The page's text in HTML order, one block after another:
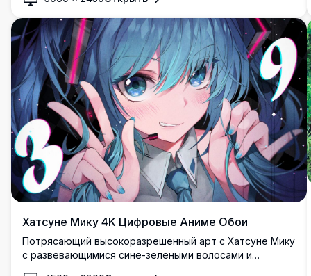
создавая спокойную и волшебную атмосферу.
Хатсуне Мику 4K Цифровые Аниме Обои
Потрясающий высокоразрешенный арт с Хатсуне Мику
с развевающимися сине-зелеными волосами и